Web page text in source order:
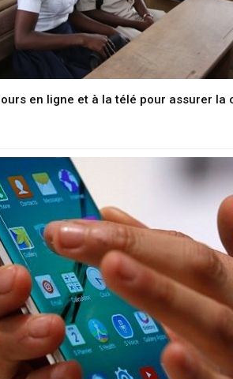
en ligne et à la télé pour assurer la